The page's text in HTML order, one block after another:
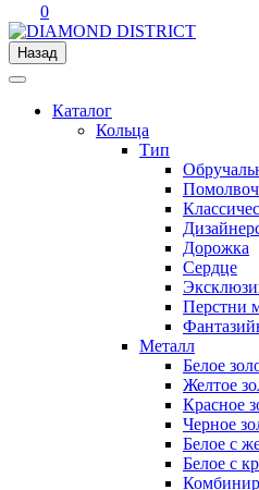
0
Назад
Каталог
Кольца
Тип
Дорожка
Сердце
Перстни
Металл
Белое
Желтое
Красное
Черное
Белое с
Белое с